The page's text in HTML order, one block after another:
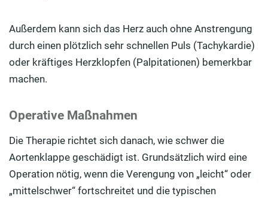
Außerdem kann sich das Herz auch ohne Anstrengung
durch einen plötzlich sehr schnellen Puls (Tachykardie)
oder kräftiges Herzklopfen (Palpitationen) bemerkbar
machen.
Operative Maßnahmen
Die Therapie richtet sich danach, wie schwer die
Aortenklappe geschädigt ist. Grundsätzlich wird eine
Operation nötig, wenn die Verengung von „leicht“ oder
„mittelschwer“ fortschreitet und die typischen